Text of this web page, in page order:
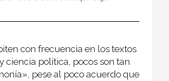
con frecuencia en los textos
ciencia política, pocos son tan
pese al poco acuerdo que